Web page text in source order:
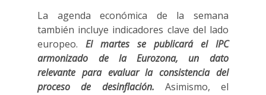
La agenda económica de la semana
también incluye indicadores clave del lado
europeo.El martes se publicará el IPC
armonizado de la Eurozona, un dato
relevante para evaluar la consistencia del
proceso de desinflación. Asimismo, el